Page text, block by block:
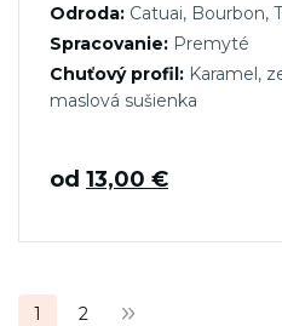
Odroda: Catuai, Bourbon,
Spracovanie: Premyté
Chuťový profil: Karamel,
maslová sušienka
od 13,00 €
1 2